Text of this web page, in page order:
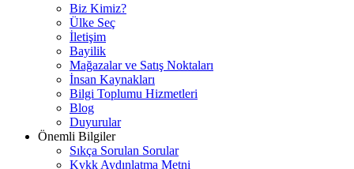
Biz Kimiz?
Ülke Seç
İletişim
Bayilik
Mağazalar ve Satış Noktaları
İnsan Kaynakları
Bilgi Toplumu Hizmetleri
Blog
Duyurular
Önemli Bilgiler
Sıkça Sorulan Sorular
Kvkk Aydınlatma Metni